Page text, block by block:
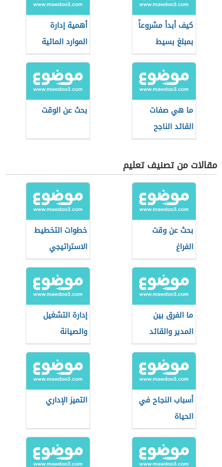
كيف أبدأ مشروعاً
بمبلغ بسيط
أهمية إدارة
الموارد المائية
ما هي صفات
القائد الناجح
بحث عن الوقت
مقالات من تصنيف تعليم
بحث عن وقت
الفراغ
خطوات التخطيط
الاستراتيجي
ما الفرق بين
المدير والقائد
إدارة التشغيل
والصيانة
أسباب النجاح في
الحياة
التميز الإداري